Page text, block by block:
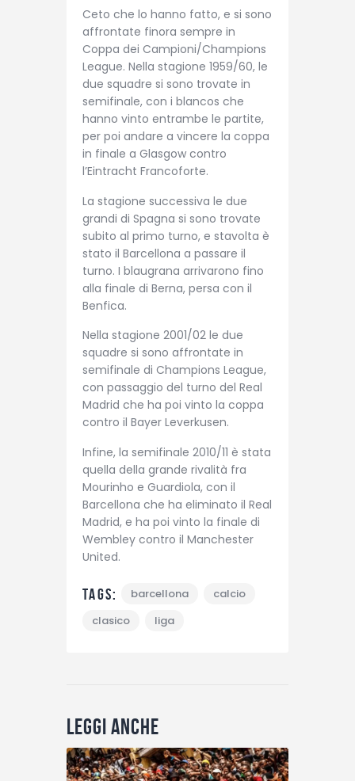
Ceto che lo hanno fatto, e si sono
affrontate finora sempre in
Coppa dei Campioni/Champions
League. Nella stagione 1959/60, le
due squadre si sono trovate in
semifinale, con i blancos che
hanno vinto entrambe le partite,
per poi andare a vincere la coppa
in finale a Glasgow contro
l’Eintracht Francoforte.
La stagione successiva le due
grandi di Spagna si sono trovate
subito al primo turno, e stavolta è
stato il Barcellona a passare il
turno. I blaugrana arrivarono fino
alla finale di Berna, persa con il
Benfica.
Nella stagione 2001/02 le due
squadre si sono affrontate in
semifinale di Champions League,
con passaggio del turno del Real
Madrid che ha poi vinto la coppa
contro il Bayer Leverkusen.
Infine, la semifinale 2010/11 è stata
quella della grande rivalità fra
Mourinho e Guardiola, con il
Barcellona che ha eliminato il Real
Madrid, e ha poi vinto la finale di
Wembley contro il Manchester
United.
Tags: barcellona
calcio
clasico
liga
Leggi anche